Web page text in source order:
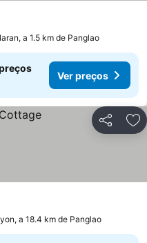
a 1.5 km de Panglao
Ver preços
Partilhar
a 18.4 km de Panglao